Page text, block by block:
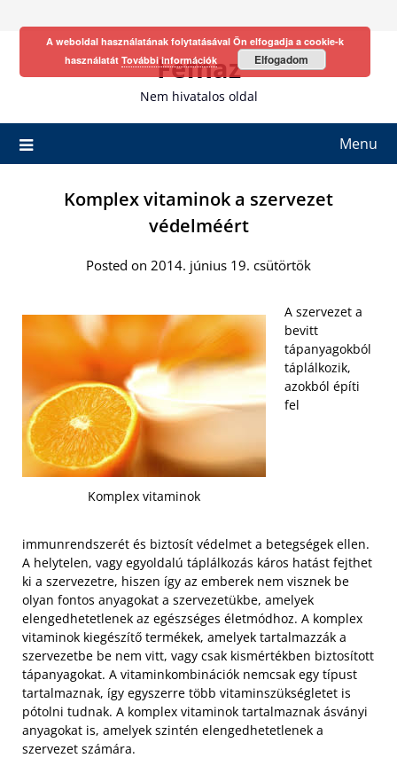
Fefhaz
Nem hivatalos oldal
Menu
Komplex vitaminok a szervezet
védelméért
Posted on 2014. június 19. csütörtök
Komplex vitaminok
A szervezet a
bevitt
tápanyagokból
táplálkozik,
azokból építi
fel
immunrendszerét és biztosít védelmet a betegségek ellen.
A helytelen, vagy egyoldalú táplálkozás káros hatást fejthet
ki a szervezetre, hiszen így az emberek nem visznek be
olyan fontos anyagokat a szervezetükbe, amelyek
elengedhetetlenek az egészséges életmódhoz. A komplex
vitaminok kiegészítő termékek, amelyek tartalmazzák a
szervezetbe be nem vitt, vagy csak kismértékben biztosított
tápanyagokat. A vitaminkombinációk nemcsak egy típust
tartalmaznak, így egyszerre több vitaminszükségletet is
pótolni tudnak. A komplex vitaminok tartalmaznak ásványi
anyagokat is, amelyek szintén elengedhetetlenek a
szervezet számára.
A weboldal használatának folytatásával Ön elfogadja a cookie-k
használatát További információk Elfogadom